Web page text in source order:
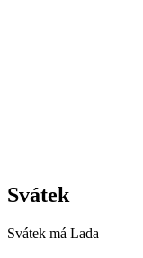
Svátek
Svátek má Lada